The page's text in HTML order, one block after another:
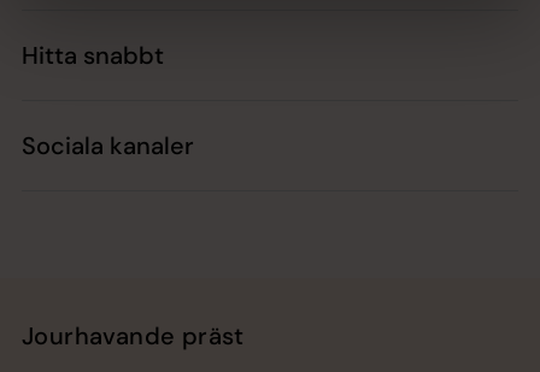
Hitta snabbt
Sociala kanaler
Jourhavande präst